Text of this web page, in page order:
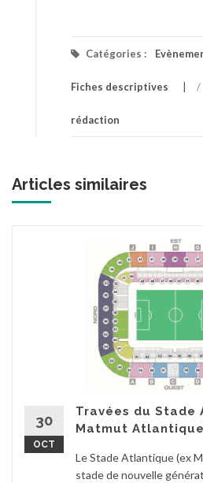
Catégories :
Fiches descriptives /
rédaction
Articles similaires
30
OCT
Travées du Stade
Matmut
Le Stade Atlantique (ex
stade de nouvelle